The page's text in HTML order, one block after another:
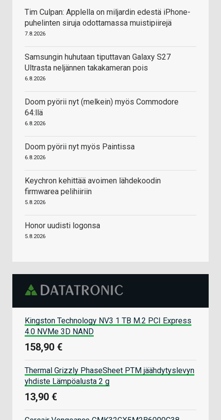
Tim Culpan: Applella on miljardin edestä iPhone-
puhelinten siruja odottamassa muistipiirejä
7.8.2026
Samsungin huhutaan tiputtavan Galaxy S27
Ultrasta neljännen takakameran pois
6.8.2026
Doom pyörii nyt (melkein) myös Commodore
64:llä
6.8.2026
Doom pyörii nyt myös Paintissa
6.8.2026
Keychron kehittää avoimen lähdekoodin
firmwarea pelihiiriin
5.8.2026
Honor uudisti logonsa
5.8.2026
Kingston Technology NV3 1 TB M.2 PCI Express
4.0 NVMe 3D NAND
158,90 €
Thermal Grizzly PhaseSheet PTM jäähdytyslevyn
yhdiste Lämpöalusta 2 g
13,90 €